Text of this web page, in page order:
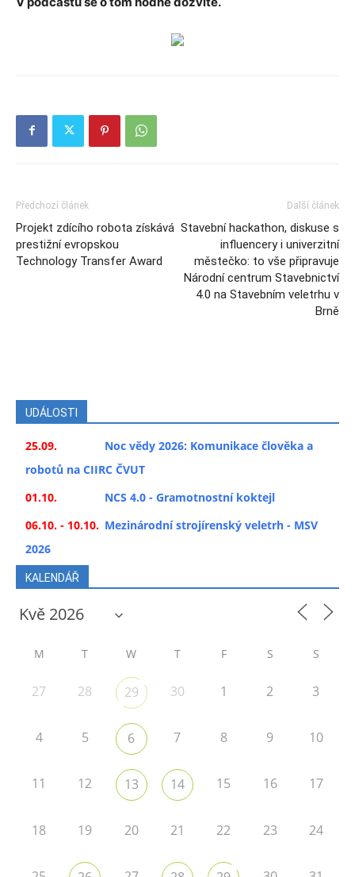
Předchozí článek
Projekt zdícího robota získává
prestižní evropskou
Technology Transfer Award
Další článek
Stavební hackathon, diskuse s
influencery i univerzitní
městečko: to vše připravuje
Národní centrum Stavebnictví
4.0 na Stavebním veletrhu v
Brně
UDÁLOSTI
25.09.
Noc vědy 2026: Komunikace člověka a
robotů na CIIRC ČVUT
01.10.
NCS 4.0 - Gramotnostní koktejl
06.10. - 10.10. Mezinárodní strojírenský veletrh - MSV
2026
KALENDÁŘ
M T W T F S S
27 28 29 30 1 2 3
4 5 6 7 8 9 10
11 12 13 14 15 16 17
18 19 20 21 22 23 24